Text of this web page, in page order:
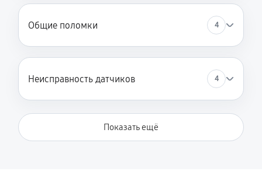
Чистка электрической части
690 руб
2070 руб 60 минут
Ремонт электронного модуля
Общие поломки 4
Неисправность датчиков 4
Показать ещё